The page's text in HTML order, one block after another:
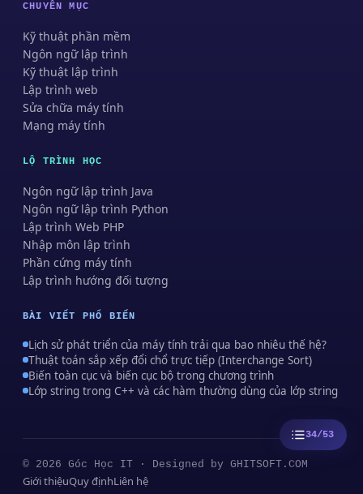
CHUYÊN MỤC
Kỹ thuật phần mềm
Ngôn ngữ lập trình
Kỹ thuật lập trình
Lập trình web
Sửa chữa máy tính
Mạng máy tính
LỘ TRÌNH HỌC
Ngôn ngữ lập trình Java
Ngôn ngữ lập trình Python
Lập trình Web PHP
Nhập môn lập trình
Phần cứng máy tính
Lập trình hướng đối tượng
BÀI VIẾT PHỔ BIẾN
Lịch sử phát triển của máy tính trải qua bao nhiêu thế hệ?
Thuật toán sắp xếp đổi chổ trực tiếp (Interchange Sort)
Biến toàn cục và biến cục bộ trong chương trình
Lớp string trong C++ và các hàm thường dùng của lớp string
© 2026 Góc Học IT · Designed by GHITSOFT.COM
Giới thiệuQuy địnhLiên hệ
34/53